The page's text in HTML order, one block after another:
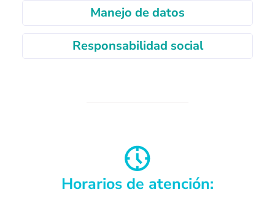
Autorizo el tratamiento de mis
Manejo de datos
Responsabilidad social
Horarios de atención: